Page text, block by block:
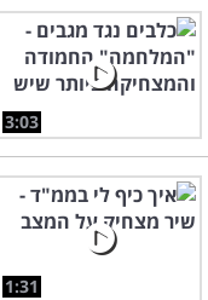
3:03
1:31